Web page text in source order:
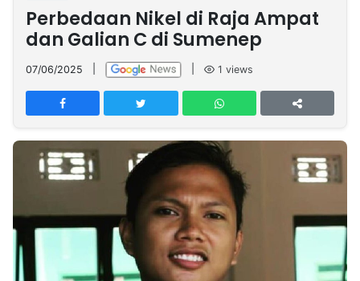
Nasional
International
Olahraga
Entertainment
Daerah
Pariwisata
Kuliner
Kolom
Network
PT
TREETAN
MULTIMEDIA
INDONESIA
Partner
Insight
NTB
Suara
Time
Lens
IDN
Daily
Jogja
Jalan
Rakyat
Idealita
News
Kita
Notice
Dinamikapost.com
Radar
Baru
Seedbacklink
Perbedaan Nikel di Raja Ampat
dan Galian C di Sumenep
07/06/2025 1 views